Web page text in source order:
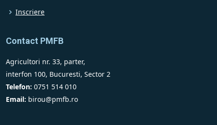
Inscriere
Contact PMFB
Agricultori nr. 33, parter,
interfon 100, Bucuresti, Sector 2
Telefon: 0751 514 010
Email: birou@pmfb.ro